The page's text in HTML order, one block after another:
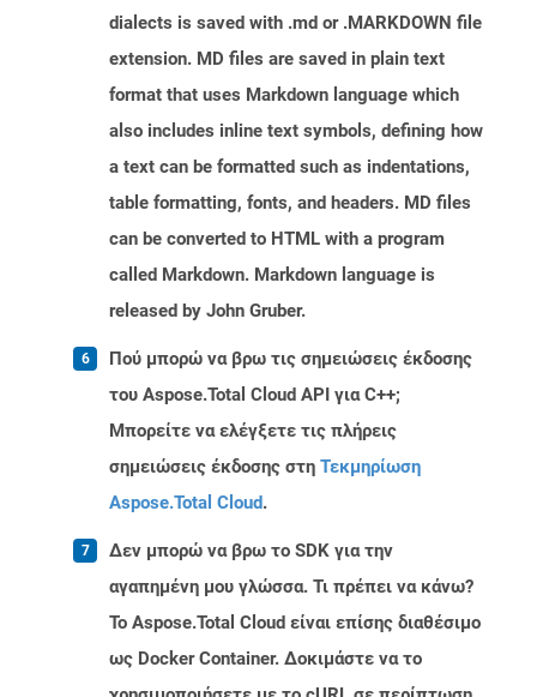
dialects is saved with .md or .MARKDOWN file
extension. MD files are saved in plain text
format that uses Markdown language which
also includes inline text symbols, defining how
a text can be formatted such as indentations,
table formatting, fonts, and headers. MD files
can be converted to HTML with a program
called Markdown. Markdown language is
released by John Gruber.
Πού μπορώ να βρω τις σημειώσεις έκδοσης
του Aspose.Total Cloud API για C++;
Μπορείτε να ελέγξετε τις πλήρεις
σημειώσεις έκδοσης στη Τεκμηρίωση
Aspose.Total Cloud.
Δεν μπορώ να βρω το SDK για την
αγαπημένη μου γλώσσα. Τι πρέπει να κάνω?
Το Aspose.Total Cloud είναι επίσης διαθέσιμο
ως Docker Container. Δοκιμάστε να το